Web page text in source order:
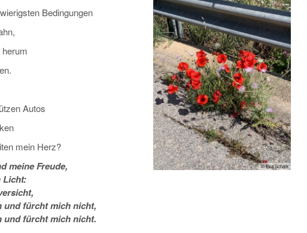
© Eva Schalk
Bedingungen
Autos
mein Herz?
meine Freude,
Licht:
und fürcht mich nicht,
und fürcht mich nicht.